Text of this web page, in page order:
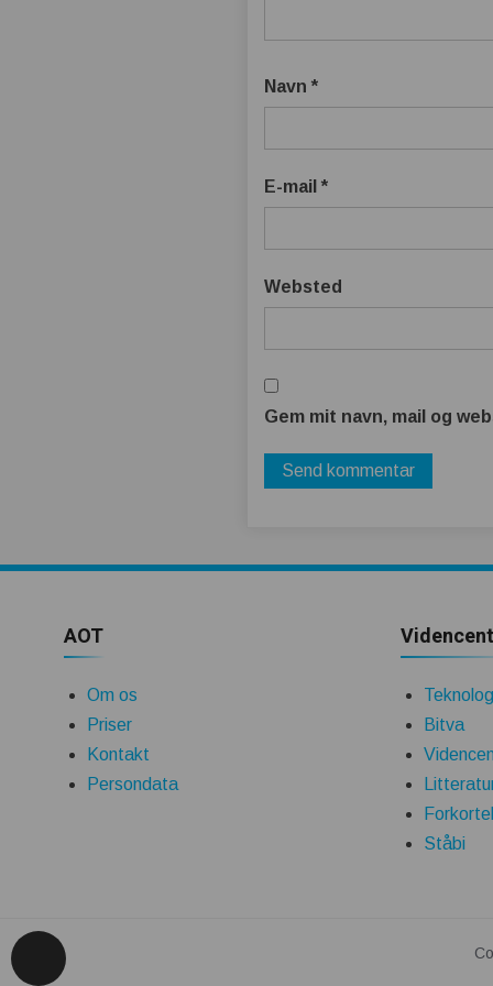
Navn*
E-mail*
Websted
Gem mit navn, mail og
AOT
Om os
Priser
Kontakt
Persondata
Bitva
Ståbi